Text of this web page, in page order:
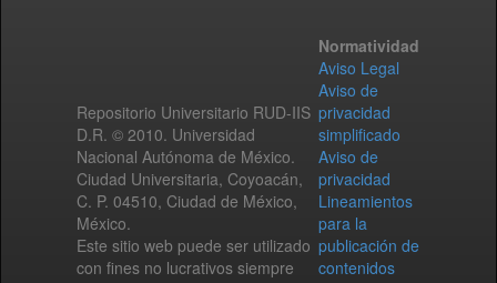
Repositorio Universitario RUD-IIS
D.R. © 2010. Universidad
Nacional Autónoma de México.
Ciudad Universitaria, Coyoacán,
C. P. 04510, Ciudad de México,
México.
Este sitio web puede ser utilizado
con fines no lucrativos siempre
Normatividad
Aviso Legal
Aviso de
privacidad
simplificado
Aviso de
privacidad
Lineamientos
para la
publicación de
contenidos